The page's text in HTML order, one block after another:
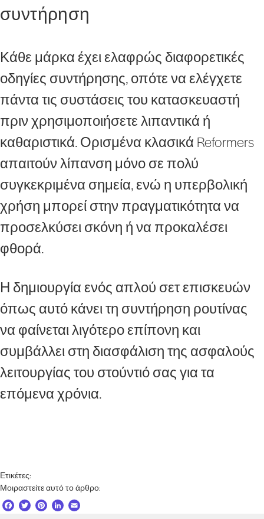
συντήρηση
Κάθε μάρκα έχει ελαφρώς διαφορετικές
οδηγίες συντήρησης, οπότε να ελέγχετε
πάντα τις συστάσεις του κατασκευαστή
πριν χρησιμοποιήσετε λιπαντικά ή
καθαριστικά. Ορισμένα κλασικά Reformers
απαιτούν λίπανση μόνο σε πολύ
συγκεκριμένα σημεία, ενώ η υπερβολική
χρήση μπορεί στην πραγματικότητα να
προσελκύσει σκόνη ή να προκαλέσει
φθορά.
Η δημιουργία ενός απλού σετ επισκευών
όπως αυτό κάνει τη συντήρηση ρουτίνας
να φαίνεται λιγότερο επίπονη και
συμβάλλει στη διασφάλιση της ασφαλούς
λειτουργίας του στούντιό σας για τα
επόμενα χρόνια.
Ετικέτες:
Μοιραστείτε αυτό το άρθρο:
F
T
P
L